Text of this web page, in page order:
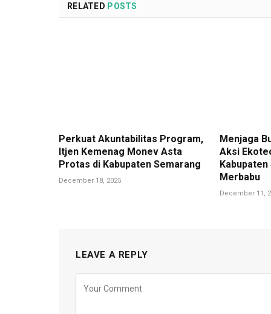
RELATED POSTS
Perkuat Akuntabilitas Program,
Itjen Kemenag Monev Asta
Protas di Kabupaten Semarang
December 18, 2025
Menjaga
Aksi
Merbabu
December 11,
LEAVE A REPLY